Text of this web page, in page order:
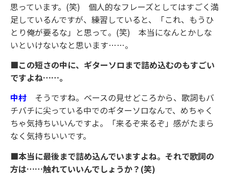
思っています。(笑) 個人的なフレーズとしてはすごく満
足しているんですが、練習していると、「これ、もうひ
とり俺が要るな」と思って。(笑) 本当になんとかしな
いといけないなと思います……。
■この短さの中に、ギターソロまで詰め込むのもすごい
ですよね……。
中村 そうですね。ベースの見せどころから、歌詞もバ
チバチに尖っている中でのギターソロなんで、めちゃく
ちゃ気持ちいいんですよ。「来るぞ来るぞ」感がたまら
なく気持ちいいです。
■本当に最後まで詰め込んでいますよね。それで歌詞の
方は……触れていいんでしょうか？(笑)